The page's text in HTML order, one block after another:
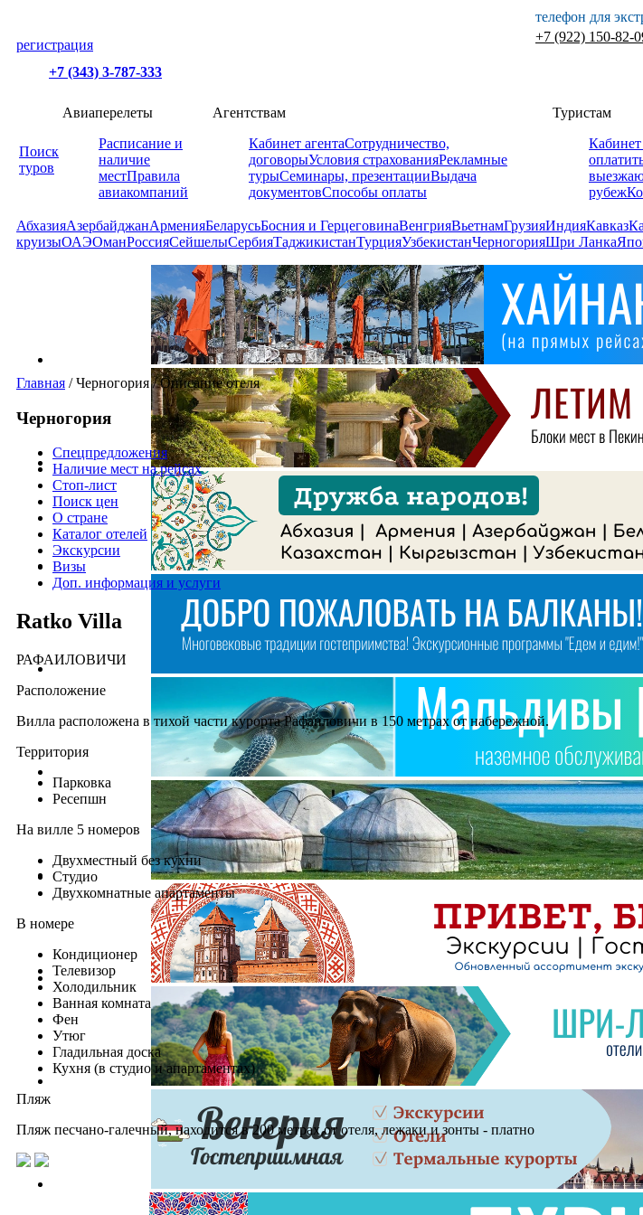
регистрация
+7 (343) 3-787-333
телефон для
+7 (922) 150-82-
Поиск
туров
Авиаперелеты
Расписание и
наличие
местПравила
авиакомпаний
Агентствам
Кабинет агентаСотрудничество,
договорыУсловия страхованияРекламные
турыСеминары, презентацииВыдача
документовСпособы оплаты
Туристам
Кабинет
рубеж
АбхазияАзербайджанАрменияБеларусьБосния и ГерцеговинаВенгрияВьетнамГрузияИндияКавказ
круизыОАЭОманРоссияСейшелыСербияТаджикистанТурцияУзбекистанЧерногорияШри Ланка
Главная /Черногория/Описание отеля
Черногория
Спецпредложения
Наличие мест на рейсах
Стоп-лист
Поиск цен
О стране
Каталог отелей
Экскурсии
Визы
Доп. информация и услуги
Ratko Villa
РАФАИЛОВИЧИ
Расположение
Вилла расположена в тихой части курорта Рафаиловичи в 150 метрах от набережной.
Территория
Парковка
Ресепшн
На вилле 5 номеров
Двухместный без кухни
Студио
Двухкомнатные апартаменты
В номере
Кондиционер
Телевизор
Холодильник
Ванная комната
Фен
Утюг
Гладильная доска
Кухня (в студио и апартаментах)
Пляж
Пляж песчано-галечный, находится в 200 метрах от отеля, лежаки и зонты - платно